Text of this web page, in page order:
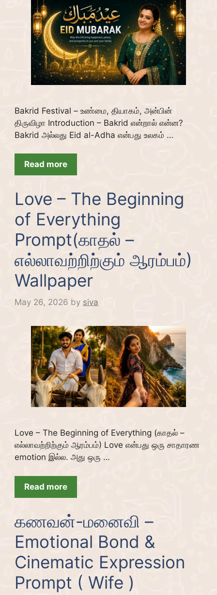
Bakrid Festival – உண்மை, தியாகம், அன்பின்
திருவிழா Introduction – Bakrid என்றால் என்ன?
Bakrid அல்லது Eid al-Adha என்பது உலகம் …
Read more
Love – The Beginning
of Everything
Prompt(காதல் –
எல்லாவற்றிற்கும் ஆரம்பம்)
Wallpaper
May 26, 2026 by siva
Love – The Beginning of Everything (காதல் –
எல்லாவற்றிற்கும் ஆரம்பம்) Love என்பது ஒரு சாதாரண
emotion இல்ல. அது ஒரு …
Read more
கணவன்-மனைவி –
Emotional Bond &
Cinematic Expression
Prompt ( Wife )